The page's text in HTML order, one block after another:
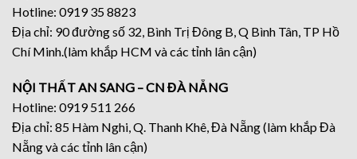
Hotline: 0919 35 8823
Địa chỉ: 90 đường số 32, Bình Trị Đông B, Q Bình Tân, TP Hồ
Chí Minh.(làm khắp HCM và các tỉnh lân cận)
NỘI THẤT AN SANG – CN ĐÀ NẴNG
Hotline: 0919 511 266
Địa chỉ: 85 Hàm Nghi, Q. Thanh Khê, Đà Nẵng (làm khắp Đà
Nẵng và các tỉnh lân cận)